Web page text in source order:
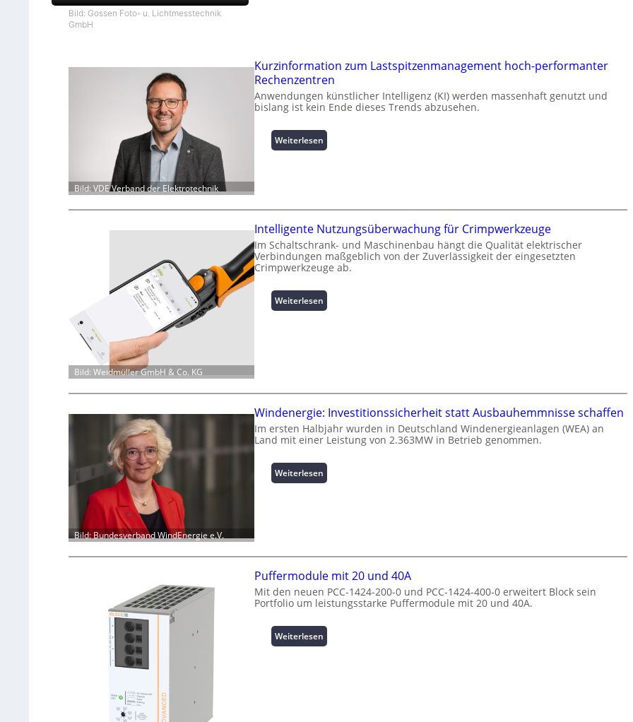
Bild: Gossen Foto- u. Lichtmesstechnik
GmbH
Bild: VDE Verband der Elektrotechnik
Kurzinformation zum Lastspitzenmanagement hoch-performanter
Rechenzentren
Anwendungen künstlicher Intelligenz (KI) werden massenhaft genutzt und
bislang ist kein Ende dieses Trends abzusehen.
Weiterlesen
K
i
f
o
r
m
i
L
a
t
p
a
a
g
e
n
Bild: Weidmüller GmbH & Co. KG
Intelligente Nutzungsüberwachung für Crimpwerkzeuge
Im Schaltschrank- und Maschinenbau hängt die Qualität elektrischer
Verbindungen maßgeblich von der Zuverlässigkeit der eingesetzten
Crimpwerkzeuge ab.
Weiterlesen
I
i
e
n
e
g
ü
b
e
a
Bild: Bundesverband WindEnergie e.V.
Windenergie: Investitionssicherheit statt Ausbauhemmnisse schaffen
Im ersten Halbjahr wurden in Deutschland Windenergieanlagen (WEA) an
Land mit einer Leistung von 2.363MW in Betrieb genommen.
Weiterlesen
W
r
g
i
I
Puffermodule mit 20 und 40A
Mit den neuen PCC-1424-200-0 und PCC-1424-400-0 erweitert Block sein
Portfolio um leistungsstarke Puffermodule mit 20 und 40A.
Weiterlesen
P